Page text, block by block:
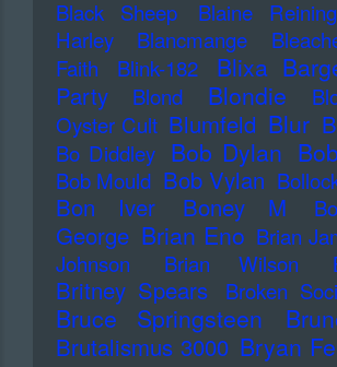
Black Sheep Blaine
Harley
Blancmange
Faith
Blink-182 Blixa
Party
Blond Blondie
Oyster Cult Blumfeld Blur
Bo Diddley Bob Dylan
Bob Mould Bob Vylan
Bon Iver Boney M
George Brian Eno Brian
Johnson
Brian Wilson
Britney Spears Broken
Bruce Springsteen
Brutalismus 3000 Bryan